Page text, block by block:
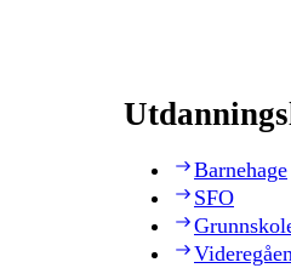
Barnehage
SFO